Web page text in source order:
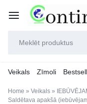
Veikals Zīmoli
Home » Veikals »
Saldētava apakšā